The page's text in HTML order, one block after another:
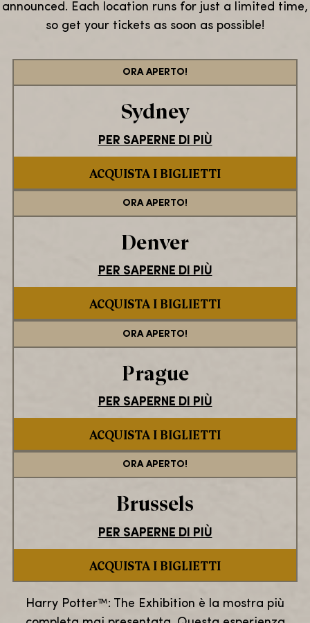
announced. Each location runs for just a limited time,
so get your tickets as soon as possible!
ORA APERTO!
Sydney
PER SAPERNE DI PIÙ
ACQUISTA I BIGLIETTI
ORA APERTO!
Denver
PER SAPERNE DI PIÙ
ACQUISTA I BIGLIETTI
ORA APERTO!
Prague
PER SAPERNE DI PIÙ
ACQUISTA I BIGLIETTI
ORA APERTO!
Brussels
PER SAPERNE DI PIÙ
ACQUISTA I BIGLIETTI
Harry Potter™: The Exhibition è la mostra più